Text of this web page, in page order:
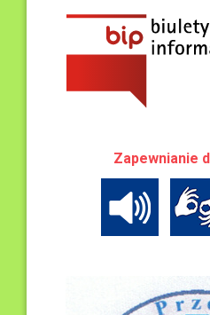
Zapewnianie